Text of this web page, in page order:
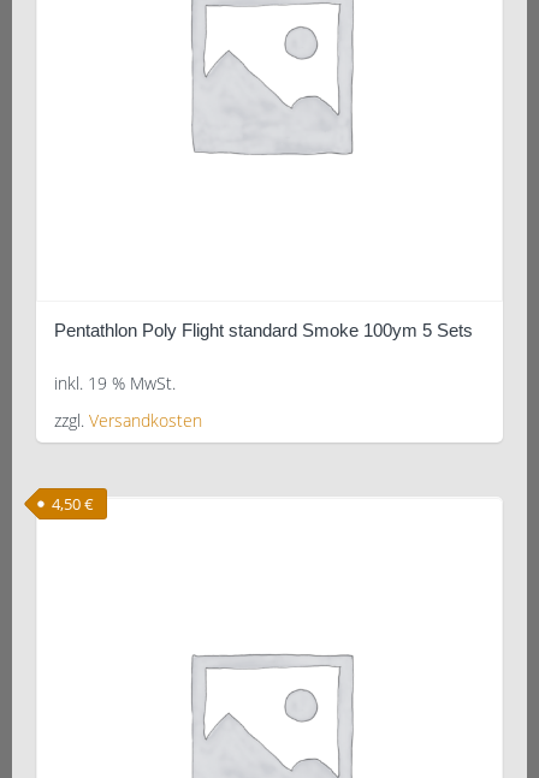
Pentathlon Poly Flight standard Smoke 100ym 5 Sets
inkl. 19 % MwSt.
zzgl. Versandkosten
4,50€